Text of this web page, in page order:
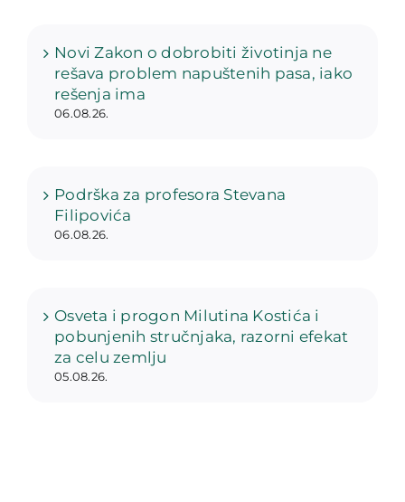
Novi Zakon o dobrobiti životinja ne
rešava problem napuštenih pasa, iako
rešenja ima
06.08.26.
Podrška za profesora Stevana
Filipovića
06.08.26.
Osveta i progon Milutina Kostića i
pobunjenih stručnjaka, razorni efekat
za celu zemlju
05.08.26.